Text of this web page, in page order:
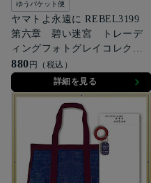
ゆうパケット便
ヤマトよ永遠に REBEL3199
第六章 碧い迷宮 トレーデ
ィングフォトグレイコレクシ
ョン【第六章】(全40種)※ラン
ダム4枚入り
880円（税込）
詳細を見る